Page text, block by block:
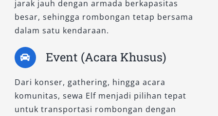
jarak jauh dengan armada berkapasitas
besar, sehingga rombongan tetap bersama
dalam satu kendaraan.
Event (Acara Khusus)
Dari konser, gathering, hingga acara
komunitas, sewa Elf menjadi pilihan tepat
untuk transportasi rombongan dengan